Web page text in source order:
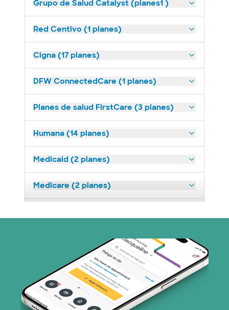
Grupo de Salud Catalyst (planes1 )
Red Centivo (1 planes)
Cigna (17 planes)
DFW ConnectedCare (1 planes)
Planes de salud FirstCare (3 planes)
Humana (14 planes)
Medicaid (2 planes)
Medicare (2 planes)
Prism Electric (1 planes)
Plan de Salud Superior (19 planes)